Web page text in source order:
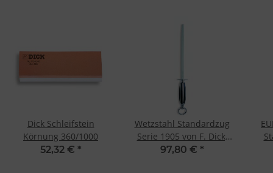
Dick Schleifstein
Körnung 360/1000
52,32 € *
Wetzstahl Standardzug
Serie 1905 von F. Dick,
25 cm, rund
97,80 € *